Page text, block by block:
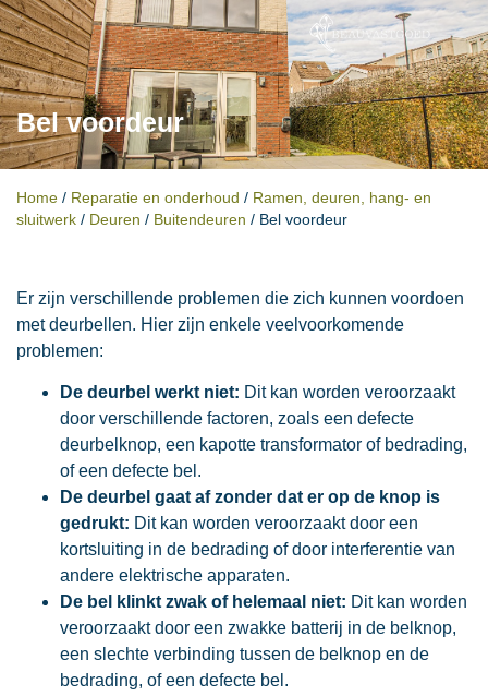
Bel voordeur
Home / Reparatie en onderhoud / Ramen, deuren, hang- en
sluitwerk / Deuren / Buitendeuren / Bel voordeur
Er zijn verschillende problemen die zich kunnen voordoen
met deurbellen. Hier zijn enkele veelvoorkomende
problemen:
De deurbel werkt niet: Dit kan worden veroorzaakt
door verschillende factoren, zoals een defecte
deurbelknop, een kapotte transformator of bedrading,
of een defecte bel.
De deurbel gaat af zonder dat er op de knop is
gedrukt: Dit kan worden veroorzaakt door een
kortsluiting in de bedrading of door interferentie van
andere elektrische apparaten.
De bel klinkt zwak of helemaal niet: Dit kan worden
veroorzaakt door een zwakke batterij in de belknop,
een slechte verbinding tussen de belknop en de
bedrading, of een defecte bel.